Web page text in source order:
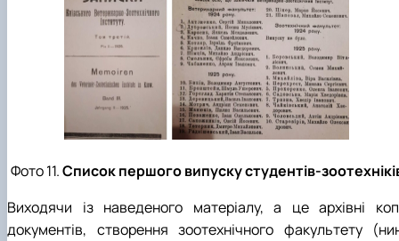
Фото 11.Список першого випуску студентів-
Виходячи із наведеного матеріалу, а це архівні
документів, створення зоотехнічного факультету